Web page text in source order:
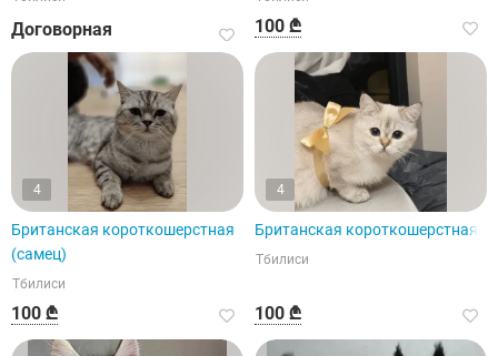
Договорная 100 ₾
4
Британская короткошерстная
(самец)
Тбилиси
100 ₾
4
Британская короткошерстная
Тбилиси
100 ₾